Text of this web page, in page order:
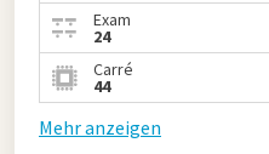
Exam
24
Carré
44
Mehr anzeigen